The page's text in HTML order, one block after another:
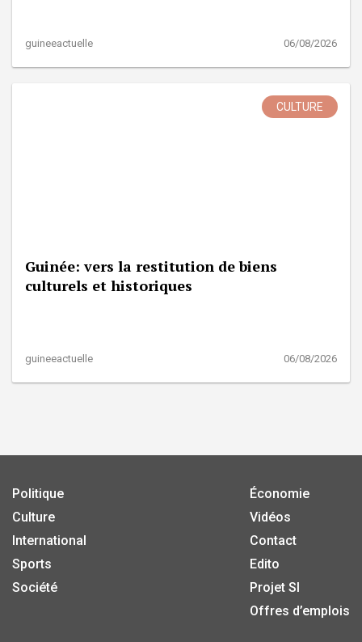
guineeactuelle 06/08/2026
CULTURE
Guinée: vers la restitution de biens
culturels et historiques
guineeactuelle 06/08/2026
Politique
Culture
International
Sports
Société
Économie
Vidéos
Contact
Edito
Projet SI
Offres d’emplois